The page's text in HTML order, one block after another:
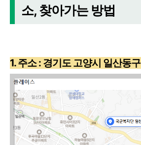
소, 찾아가는 방법
1. 주소 : 경기도 고양시 일산동